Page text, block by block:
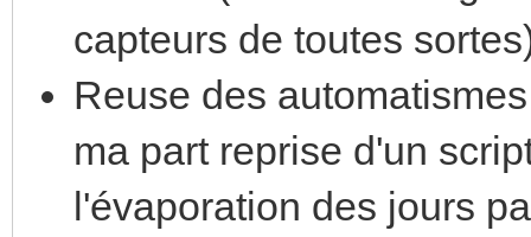
capteurs de toutes
Reuse des
ma part reprise d'un
l'évaporation des jours